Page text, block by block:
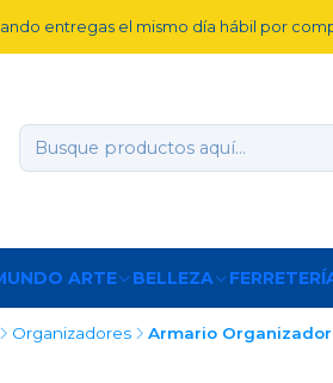
ARTE BELLEZA
entregas el mismo día hábil por
Organizadores Armario